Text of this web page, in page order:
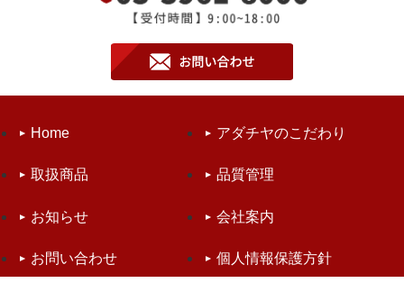
Home アダチヤのこだわり
取扱商品 品質管理
お知らせ 会社案内
お問い合わせ 個人情報保護方針